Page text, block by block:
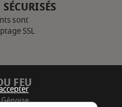
sont
SSL
FEU